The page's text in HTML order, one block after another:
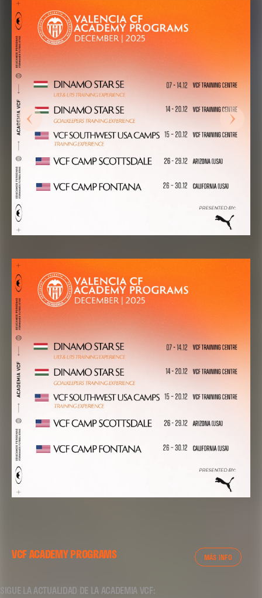
VCF ACADEMY PROGRAMS MÁS INFO
SIGUE LA ACTUALIDAD DE LA ACADEMIA VCF: